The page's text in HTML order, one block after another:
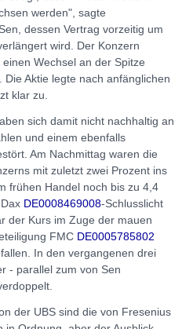
werden", sagte
dessen Vertrag vorzeitig um
wird. Der Konzern
Wechsel an der Spitze
Aktie legte nach anfänglichen
klar zu.
sich damit nicht nachhaltig an
und einem ebenfalls
Am Nachmittag waren die
mit zuletzt zwei Prozent ins
frühen Handel noch bis zu 4,4
DE0008469008-Schlusslicht
der Kurs im Zuge der mauen
FMC DE0005785802
In den vergangenen drei
- parallel zum von Sen
der UBS sind die von Fresenius